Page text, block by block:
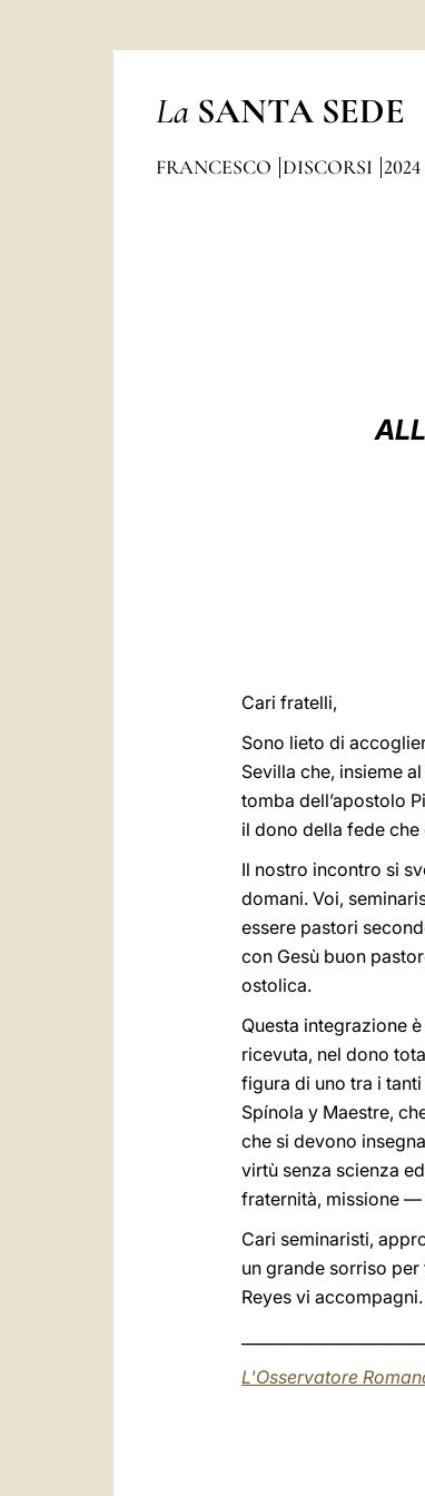
La SANTA SEDE
FRANCESCO DISCORSI 2024
Cari fratelli,
Sono lieto di
Sevilla che, insieme
tomba dell’apostolo
il dono della fede
Il nostro incontro si
domani. Voi,
essere pastori
con Gesù buon
ostolica.
Questa integrazione
ricevuta, nel dono
figura di uno tra i
Spínola y Maestre,
che si devono
virtù senza scienza
fraternità, missione —
Cari seminaristi,
un grande sorriso
Reyes vi
L'Osservatore